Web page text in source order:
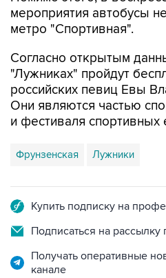
мероприятия автобусы
метро "Спортивная".
Согласно открытым
"Лужниках" пройдут
российских певиц Евы
Они являются частью
и фестиваля спортивных
Фрунзенская Лужники
Купить подписку на
Подписаться на рассылку
Получать оперативные
канале